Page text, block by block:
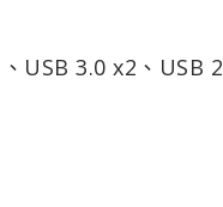
USB 3.0 x2、USB